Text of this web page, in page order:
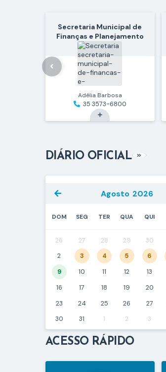
Secretaria Municipal de
Finanças e Planejamento
Adélia Barbosa
35 3573-6800
DIÁRIO OFICIAL
Agosto 2026
DOM SEG TER QUA QUI
26 27 28 29 30
2
3 4 5 6
9
10 11 12 13
16
17 18 19 20
23
24 25 26 27
30
31 1 2 3
ACESSO RÁPIDO